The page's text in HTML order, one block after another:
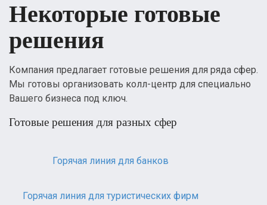
Контакты
Позвонить
Некоторые готовые
решения
Компания предлагает готовые решения для ряда сфер.
Мы готовы организовать колл-центр для специально
Вашего бизнеса под ключ.
Готовые решения для разных сфер
Горячая линия для банков
Горячая линия для туристических фирм